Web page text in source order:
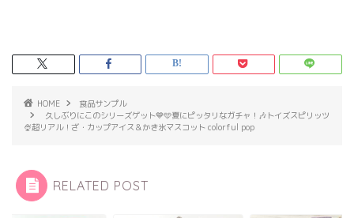
HOME
食品サンプル
久しぶりにこのシリーズゲット💙🩵夏にピッタリなガチャ！🎶トイズスピリッツ
🍨超リアル！ざ・カップアイス＆かき氷マスコット colorful pop
RELATED POST